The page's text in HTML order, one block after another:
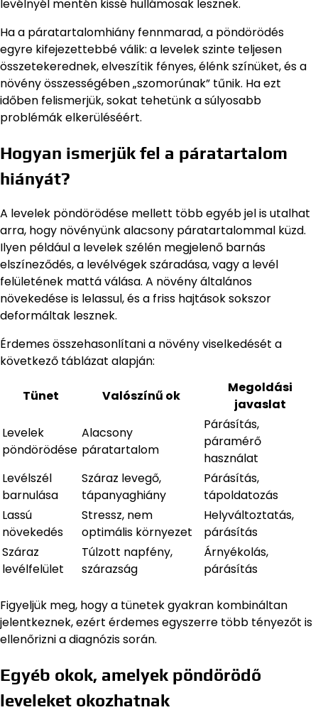
levélnyél mentén kissé hullámosak lesznek.
Ha a páratartalomhiány fennmarad, a pöndörödés
egyre kifejezettebbé válik: a levelek szinte teljesen
összetekerednek, elveszítik fényes, élénk színüket, és a
növény összességében „szomorúnak” tűnik. Ha ezt
időben felismerjük, sokat tehetünk a súlyosabb
problémák elkerüléséért.
Hogyan ismerjük fel a páratartalom
hiányát?
A levelek pöndörödése mellett több egyéb jel is utalhat
arra, hogy növényünk alacsony páratartalommal küzd.
Ilyen például a levelek szélén megjelenő barnás
elszíneződés, a levélvégek száradása, vagy a levél
felületének mattá válása. A növény általános
növekedése is lelassul, és a friss hajtások sokszor
deformáltak lesznek.
Érdemes összehasonlítani a növény viselkedését a
következő táblázat alapján:
Tünet Valószínű ok
Megoldási
javaslat
Levelek
pöndörödése
Alacsony
páratartalom
Párásítás,
páramérő
használat
Levélszél
barnulása
Száraz levegő,
tápanyaghiány
Párásítás,
tápoldatozás
Lassú
növekedés
Stressz, nem
optimális környezet
Helyváltoztatás,
párásítás
Száraz
levélfelület
Túlzott napfény,
szárazság
Árnyékolás,
párásítás
Figyeljük meg, hogy a tünetek gyakran kombináltan
jelentkeznek, ezért érdemes egyszerre több tényezőt is
ellenőrizni a diagnózis során.
Egyéb okok, amelyek pöndörödő
leveleket okozhatnak